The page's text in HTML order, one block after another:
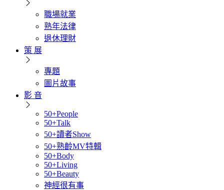
職場就業
熟年法律
退休理財
策 展
專題
圖片故事
影 音
50+People
50+Talk
50+讀者Show
50+熟齡MV特輯
50+Body
50+Living
50+Beauty
神經很有事